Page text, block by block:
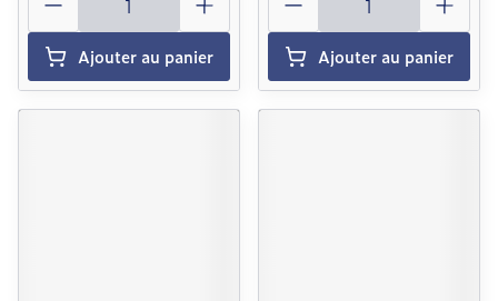
Ajouter au panier Ajouter au panier